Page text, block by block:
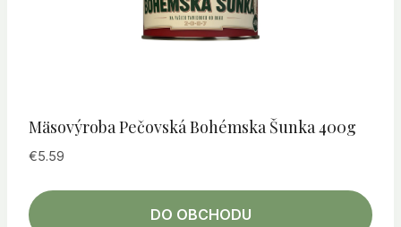
Mäsovýroba Pečovská Bohémska Šunka 400g
€5.59
DO OBCHODU